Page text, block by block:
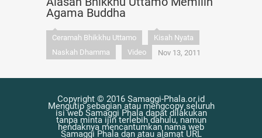
Agama Buddha
Ceramah Bhikkhu Uttamo
Kisah Nyata
Naskah Dhamma
Video Nov 13, 2011
Copyright © 2016 Samaggi-Phala.or.id
Mengutip sebagian atau mengcopy seluruh
isi web Samaggi Phala dapat dilakukan
tanpa minta ijin terlebih dahulu, namun
hendaknya mencantumkan nama web
Samaggi Phala dan atau alamat URL